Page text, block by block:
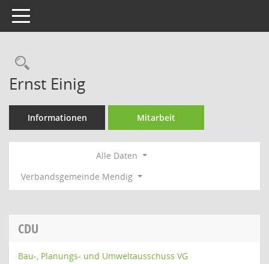
Toggle navigation
Rechercheauswahl
Ernst Einig
Informationen Mitarbeit
Alle Daten
Verbandsgemeinde Mendig
CDU
Bau-, Planungs- und Umweltausschuss VG